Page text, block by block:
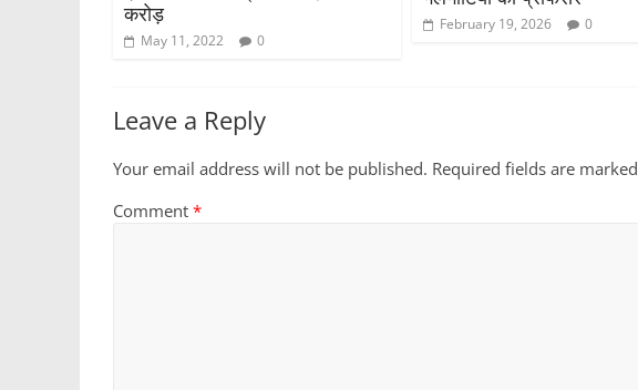
करोड़
May 11, 2022 0
February 19, 2026 0
Leave a Reply
Your email address will not be published. Required fields are marked
Comment *